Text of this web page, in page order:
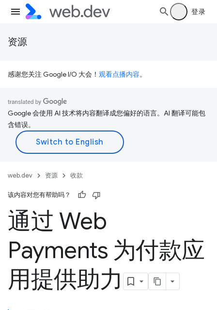
登录
资源
感谢您关注 Google I/O 大会！ 观看点播内容。
Google 会使用 AI 技术将内容翻译成您偏好的语言。AI 翻译可能包
含错误。
web.dev 资源 收款
该内容对您有帮助吗？
通过 Web
Payments 为付款应
用提供助力